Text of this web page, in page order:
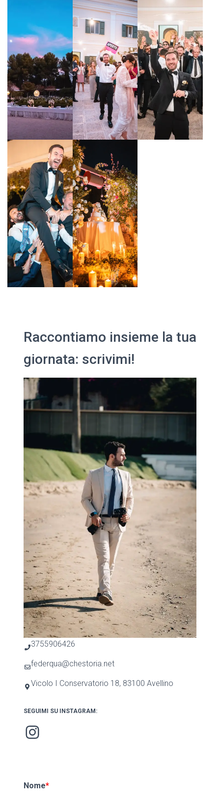
Raccontiamo insieme la tua
giornata: scrivimi!
3755906426
federqua@chestoria.net
Vicolo I Conservatorio 18, 83100 Avellino
SEGUIMI SU INSTAGRAM:
Instagram
Nome*